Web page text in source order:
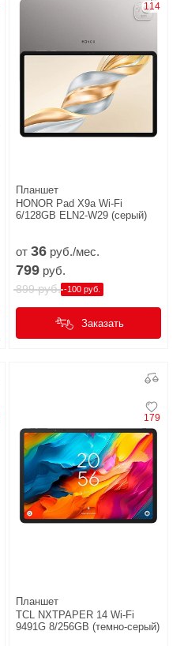
114
Планшет
HONOR Pad X9a Wi-Fi
6/128GB ELN2-W29 (серый)
от 36 руб./мес.
799 руб.
899руб. -100 руб.
Заказать
179
Планшет
TCL NXTPAPER 14 Wi-Fi
9491G 8/256GB (темно-серый)